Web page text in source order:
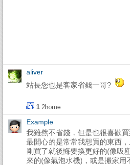
aliver
站長您也是客家省錢一哥?
1 2home
Example
我雖然不省錢，但是也很喜歡買
最開心的是常常我想買的東西
剛買了就後悔要換更好的(像吸
來的(像氣泡水機)，或是搬家用